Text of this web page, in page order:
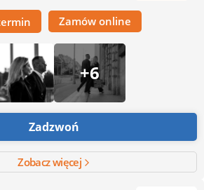
Zamów online
+6
Zadzwoń
Zobacz więcej